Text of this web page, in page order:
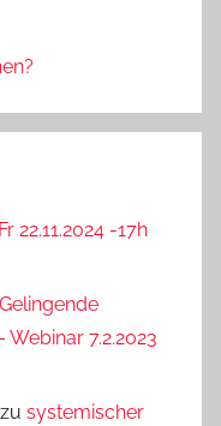
22.11.2024 -17h
7.2.2023
zu systemischer